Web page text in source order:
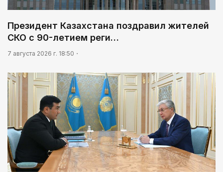
Президент Казахстана поздравил жителей
СКО с 90-летием реги…
7 августа 2026 г. 18:50